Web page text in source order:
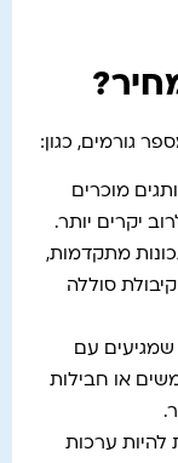
גורמים, כגון:
מוכרים
יקרים יותר.
מתקדמות,
סוללה
שמגיעים עם
או חבילות
להיות ערכות